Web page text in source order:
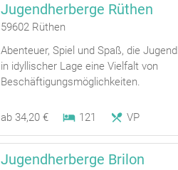
Jugendherberge Rüthen
59602 Rüthen
Abenteuer, Spiel und Spaß, die
in idyllischer Lage eine Vielfalt von
Beschäftigungsmöglichkeiten.
ab 34,20 € 121 VP
Jugendherberge Brilon